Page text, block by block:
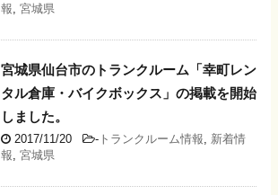
報 宮城県
宮城県仙台市のトランクルーム「幸町レン
タル倉庫・バイクボックス」の掲載を開始
しました。
2017/11/20 - トランクルーム情報
新着情
報 宮城県